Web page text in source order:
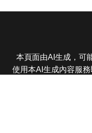
本頁面由AI生成，可
使用本AI生成內容服